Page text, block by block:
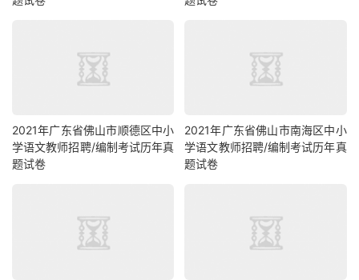
2021年广东省佛山市顺德区中小
学语文教师招聘/编制考试历年真
题试卷
2021年广东省佛山市南海区中小
学语文教师招聘/编制考试历年真
题试卷